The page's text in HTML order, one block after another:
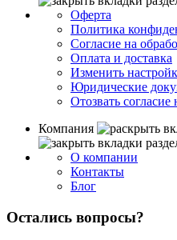
Оферта
Политика
Согласие на
Оплата и доставка
Изменить
Юридические
Отозвать
Компания
О компании
Контакты
Блог
Остались вопросы?